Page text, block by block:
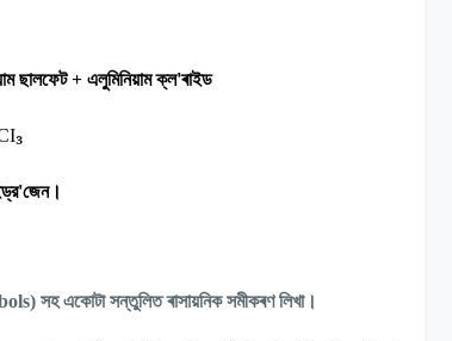
ছালফেট + এলুমিনিয়াম ক্ল'ৰাইড
₃
'জেন।
সহ একোটা সন্তুলিত ৰাসায়নিক সমীকৰণ লিখা।